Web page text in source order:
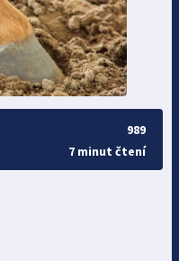
989
7 minut čtení